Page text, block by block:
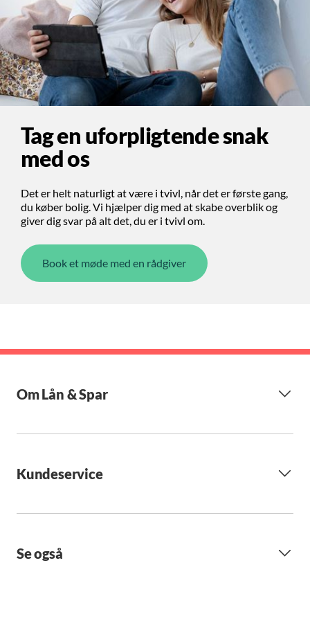
Tag en uforpligtende snak
med os
Det er helt naturligt at være i tvivl, når det er første gang,
du køber bolig. Vi hjælper dig med at skabe overblik og
giver dig svar på alt det, du er i tvivl om.
Book et møde med en rådgiver
Om Lån & Spar
Kundeservice
Se også